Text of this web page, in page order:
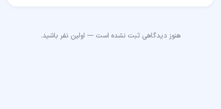
هنوز دیدگاهی ثبت نشده است — اولین نفر باشید.